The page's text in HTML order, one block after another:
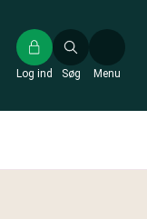
Søg
Log ind Menu